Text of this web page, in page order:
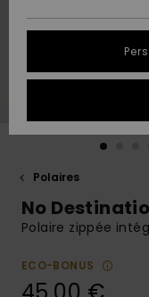
A
A
à
QUIKSILVER
Polaires
No
Polaire zippée
ECO-BONUS